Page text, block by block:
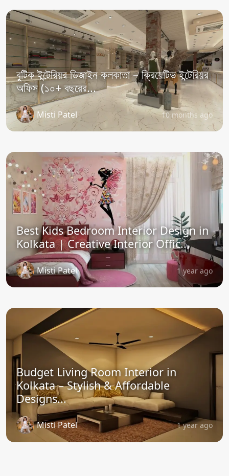
বুটিক ইন্টেরিয়র ডিজাইন কলকাতা – ক্রিয়েটিভ ইন্টেরিয়র
অফিস (১০+ বছরের...
Misti Patel 10 months ago
Best Kids Bedroom Interior Design in
Kolkata | Creative Interior Offic...
Misti Patel 1 year ago
Budget Living Room Interior in
Kolkata – Stylish & Affordable
Designs...
Misti Patel 1 year ago